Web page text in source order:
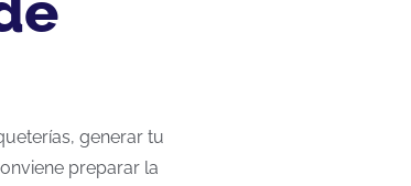
generar tu
preparar la